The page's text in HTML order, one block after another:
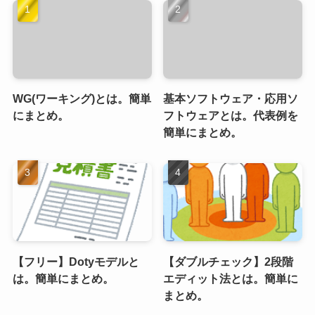
WG(ワーキング)とは。簡単
にまとめ。
基本ソフトウェア・応用ソ
フトウェアとは。代表例を
簡単にまとめ。
【フリー】Dotyモデルと
は。簡単にまとめ。
【ダブルチェック】2段階
エディット法とは。簡単に
まとめ。